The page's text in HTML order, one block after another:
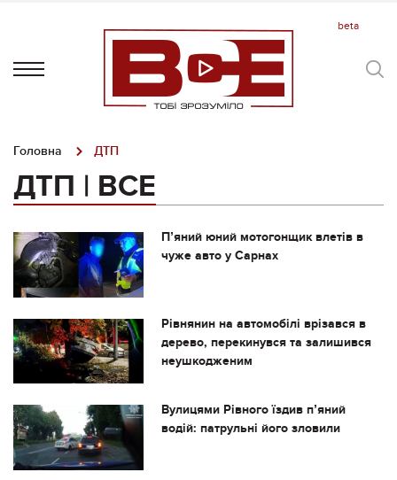
Головна ДТП
ДТП | ВСЕ
Пʼяний юний мотогонщик влетів в
чуже авто у Сарнах
Рівнянин на автомобілі врізався в
дерево, перекинувся та залишився
неушкодженим
Вулицями Рівного їздив пʼяний
водій: патрульні його зловили